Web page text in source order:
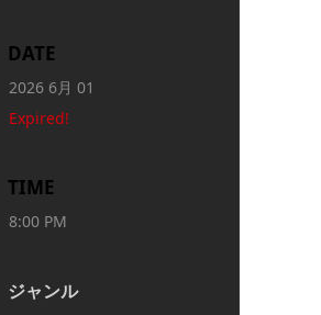
DATE
2026 6月 01
Expired!
TIME
8:00 PM
ジャンル